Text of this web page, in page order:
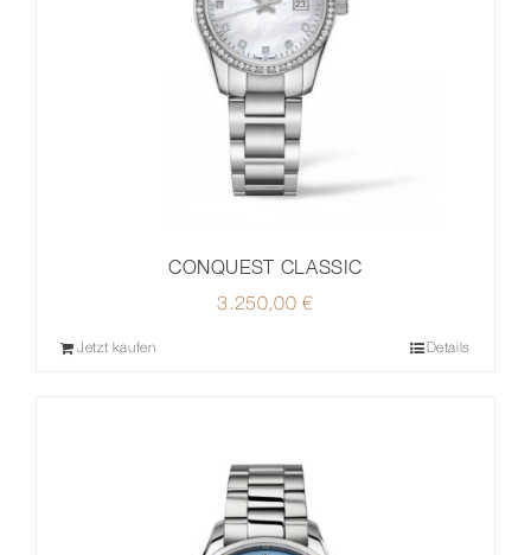
CONQUEST CLASSIC
3.250,00€
Jetzt kaufen Details